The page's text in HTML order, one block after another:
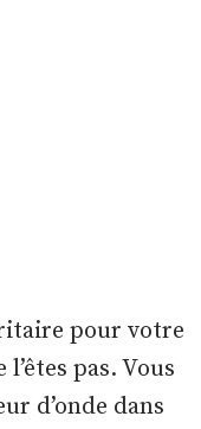
pour votre
pas. Vous
d’onde dans